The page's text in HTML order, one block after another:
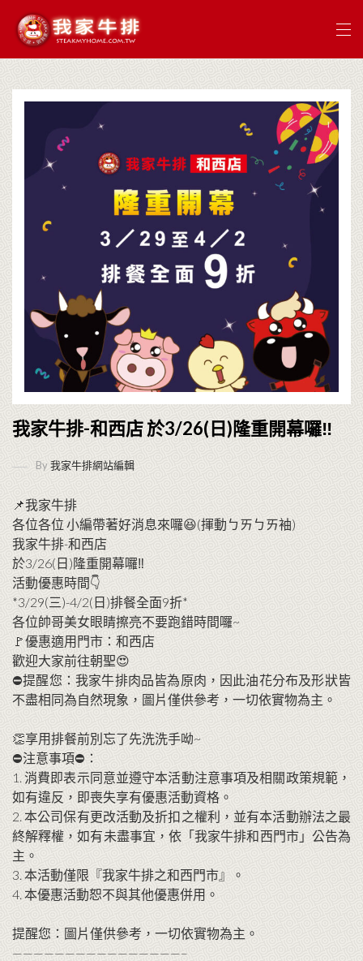
我家牛排-和西店 於3/26(日)隆重開幕囉‼
By我家牛排網站編輯
📌我家牛排
各位各位 小編帶著好消息來囉😆(揮動ㄅㄞㄅㄞ袖)
我家牛排-和西店
於3/26(日)隆重開幕囉‼
活動優惠時間👇
*3/29(三)-4/2(日)排餐全面9折*
各位帥哥美女眼睛擦亮不要跑錯時間囉~
🚩優惠適用門市：和西店
歡迎大家前往朝聖😍
⛔️提醒您：我家牛排肉品皆為原肉，因此油花分布及形狀皆
不盡相同為自然現象，圖片僅供參考，一切依實物為主。
👏享用排餐前別忘了先洗洗手呦~
⛔️注意事項⛔️：
1. 消費即表示同意並遵守本活動注意事項及相關政策規範，
如有違反，即喪失享有優惠活動資格。
2. 本公司保有更改活動及折扣之權利，並有本活動辦法之最
終解釋權，如有未盡事宜，依「我家牛排和西門市」公告為
主。
3. 本活動僅限『我家牛排之和西門市』。
4. 本優惠活動恕不與其他優惠併用。
提醒您：圖片僅供參考，一切依實物為主。
————————————————–